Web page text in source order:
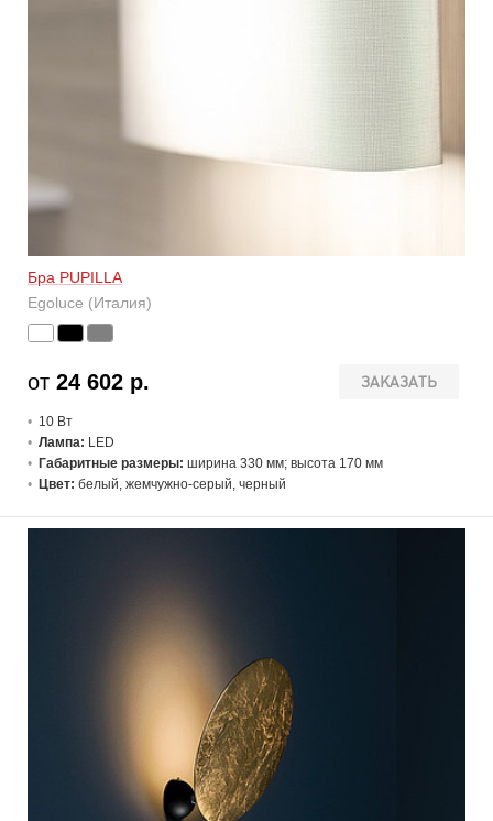
Бра PUPILLA
Egoluce (Италия)
ЗАКАЗАТЬ
от 24 602 р.
10 Вт
Лампа: LED
Габаритные размеры: ширина 330 мм; высота 170 мм
Цвет: белый, жемчужно-серый, черный